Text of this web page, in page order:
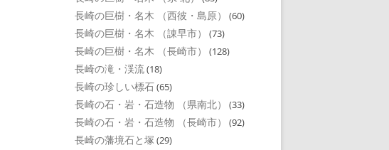
長崎の巨樹・名木 （西彼・島原） (60)
長崎の巨樹・名木 （諌早市） (73)
長崎の巨樹・名木 （長崎市） (128)
長崎の滝・渓流(18)
長崎の珍しい標石(65)
長崎の石・岩・石造物 （県南北） (33)
長崎の石・岩・石造物 （長崎市） (92)
長崎の藩境石と塚 (29)